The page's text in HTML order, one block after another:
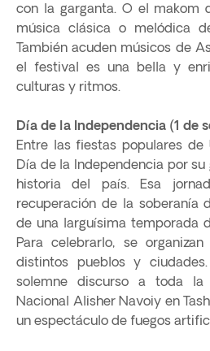
con la garganta. O el makom
música clásica o melódica
También acuden músicos de
el festival es una bella y
culturas y ritmos.
Día de la Independencia (1 de
Entre las fiestas populares de
Día de la Independencia por
historia del país. Esa
recuperación de la soberanía
de una larguísima temporada
Para celebrarlo, se
distintos pueblos y
solemne discurso a toda la
Nacional Alisher Navoiy en
un espectáculo de fuegos